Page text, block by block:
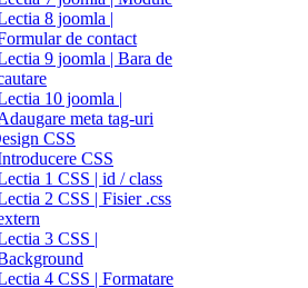
8 joomla |
de contact
9 joomla | Bara de
10 joomla |
meta tag-uri
CSS
CSS
1 CSS | id / class
2 CSS | Fisier .css
3 CSS |
4 CSS | Formatare